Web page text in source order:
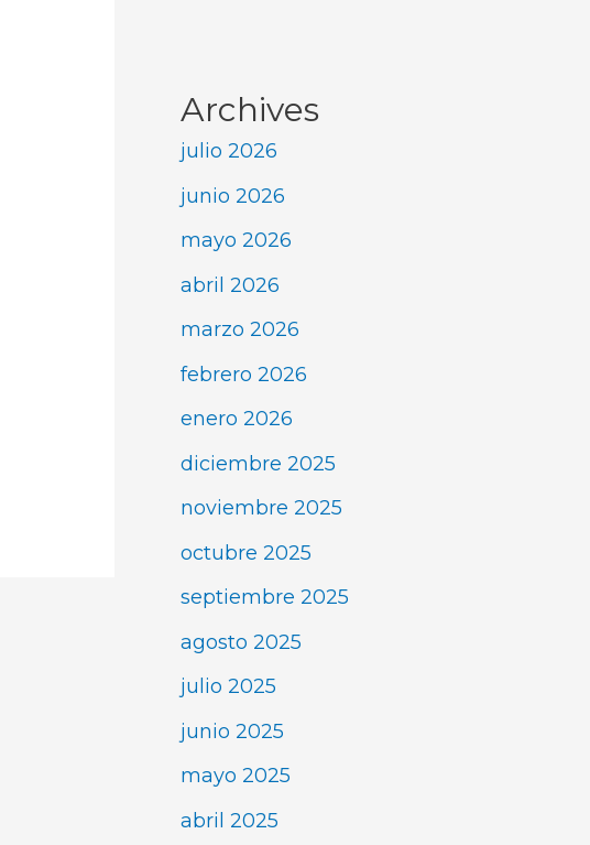
Archives
julio 2026
junio 2026
mayo 2026
abril 2026
marzo 2026
febrero 2026
enero 2026
diciembre 2025
noviembre 2025
octubre 2025
septiembre 2025
agosto 2025
julio 2025
junio 2025
mayo 2025
abril 2025